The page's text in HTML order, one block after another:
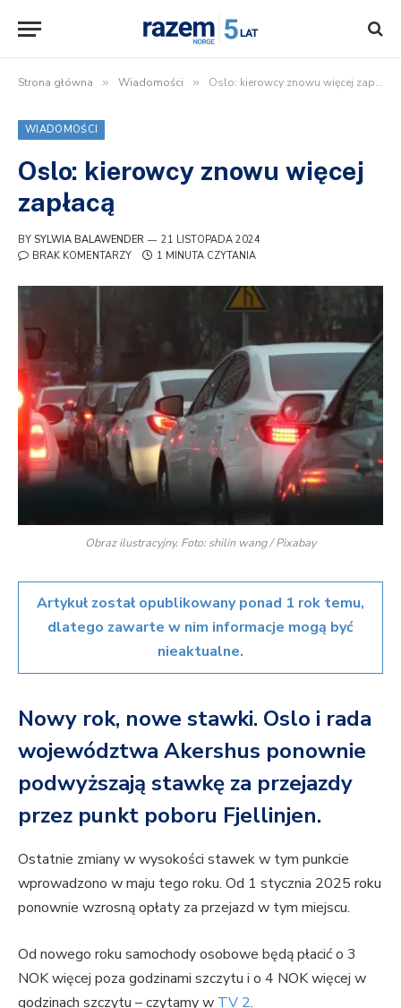
Strona główna » Wiadomości » Oslo: kierowcy znowu więcej zapłacą
WIADOMOŚCI
Oslo: kierowcy znowu więcej
zapłacą
BY SYLWIA BALAWENDER
21 LISTOPADA 2024
BRAK KOMENTARZY
1 MINUTA CZYTANIA
Obraz ilustracyjny. Foto: shilin wang / Pixabay
Artykuł został opublikowany ponad 1 rok temu,
dlatego zawarte w nim informacje mogą być
nieaktualne.
Nowy rok, nowe stawki. Oslo i rada
województwa Akershus ponownie
podwyższają stawkę za przejazdy
przez punkt poboru Fjellinjen.
Ostatnie zmiany w wysokości stawek w tym punkcie
wprowadzono w maju tego roku. Od 1 stycznia 2025 roku
ponownie wzrosną opłaty za przejazd w tym miejscu.
Od nowego roku samochody osobowe będą płacić o 3
NOK więcej poza godzinami szczytu i o 4 NOK więcej w
godzinach szczytu – czytamy w TV 2.